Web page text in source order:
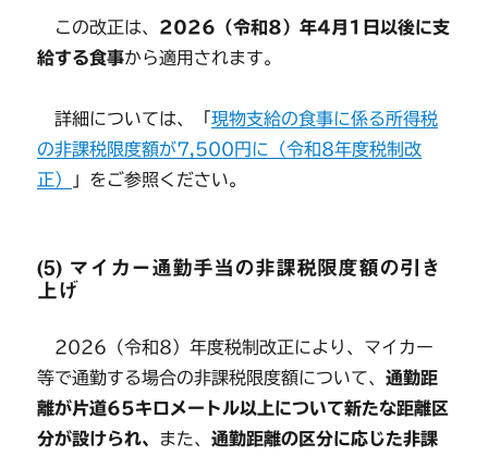
この改正は、 2026（令和8）年4月1日以後に支
給する食事から適用されます。
詳細については、「現物支給の食事に係る所得税
の非課税限度額が7,500円に（令和8年度税制改
正）
」をご参照ください。
(5) マイカー通勤手当の非課税限度額の引き
上げ
2026（令和8）年度税制改正により、マイカー
等で通勤する場合の非課税限度額について、通勤距
離が片道65キロメートル以上について新たな距離区
分が設けられ、 また、通勤距離の区分に応じた非課